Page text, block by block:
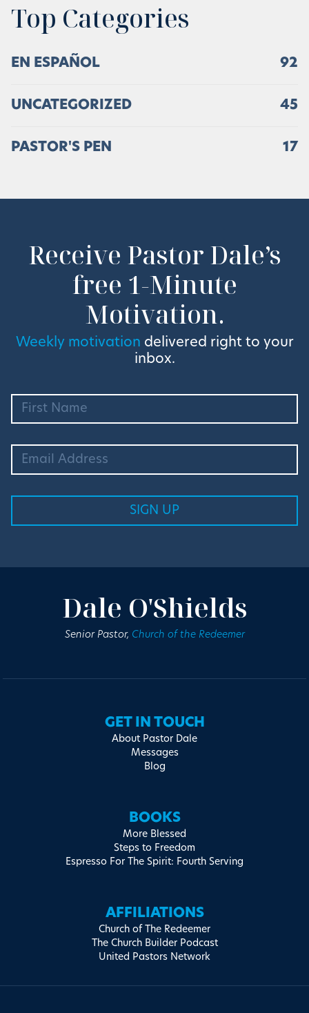
Top Categories
EN ESPAÑOL 92
UNCATEGORIZED 45
PASTOR'S PEN 17
Receive Pastor Dale’s
free 1-Minute
Motivation.
Weekly motivation delivered right to your
inbox.
Dale O'Shields
Senior Pastor, Church of the Redeemer
GET IN TOUCH
About Pastor Dale
Messages
Blog
BOOKS
More Blessed
Steps to Freedom
Espresso For The Spirit: Fourth Serving
AFFILIATIONS
Church of The Redeemer
The Church Builder Podcast
United Pastors Network